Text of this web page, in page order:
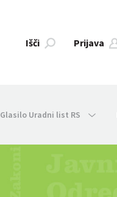
Išči Prijava
Glasilo Uradni list RS